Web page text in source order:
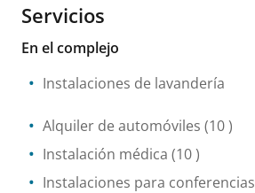
Servicios
En el complejo
Instalaciones de lavandería
Alquiler de automóviles (10 )
Instalación médica (10 )
Instalaciones para conferencias